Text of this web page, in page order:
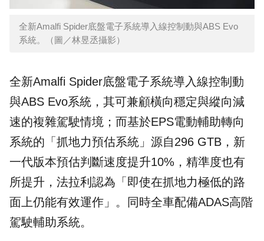
全新Amalfi Spider底盤電子系統導入線控制動與ABS Evo
系統。（圖／林昱丞攝影）
全新Amalfi Spider底盤電子系統導入線控制動
與ABS Evo系統，其可兼顧橫向穩定與縱向減
速的複雜駕駛情境；而基於EPS電動輔助轉向
系統的「抓地力預估系統」源自296 GTB，新
一代版本預估判斷速度提升10%，精準度也有
所提升， 法拉利 認為「即使在抓地力極低的路
面上仍能有效運作」。同時全車配備ADAS高階
駕駛輔助系統。